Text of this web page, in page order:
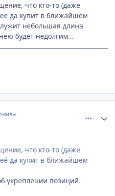
что кто-то (даже
её да купит в ближайшем
небольшая длина
будет недолгим...
что кто-то (даже
её да купит в ближайшем
укреплении позиций